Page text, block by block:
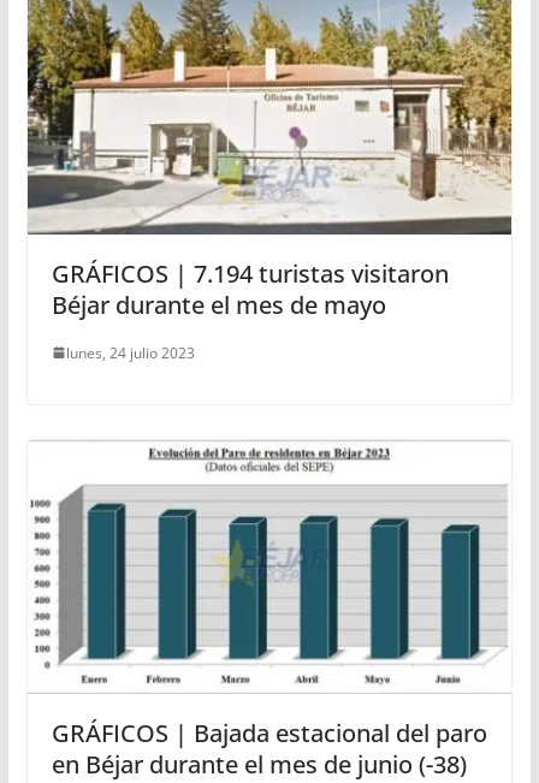
GRÁFICOS | 7.194 turistas visitaron
Béjar durante el mes de mayo
lunes, 24 julio 2023
GRÁFICOS | Bajada estacional del paro
en Béjar durante el mes de junio (-38)